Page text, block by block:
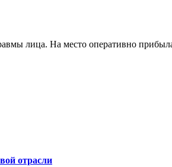
лица. На место оперативно
отрасли